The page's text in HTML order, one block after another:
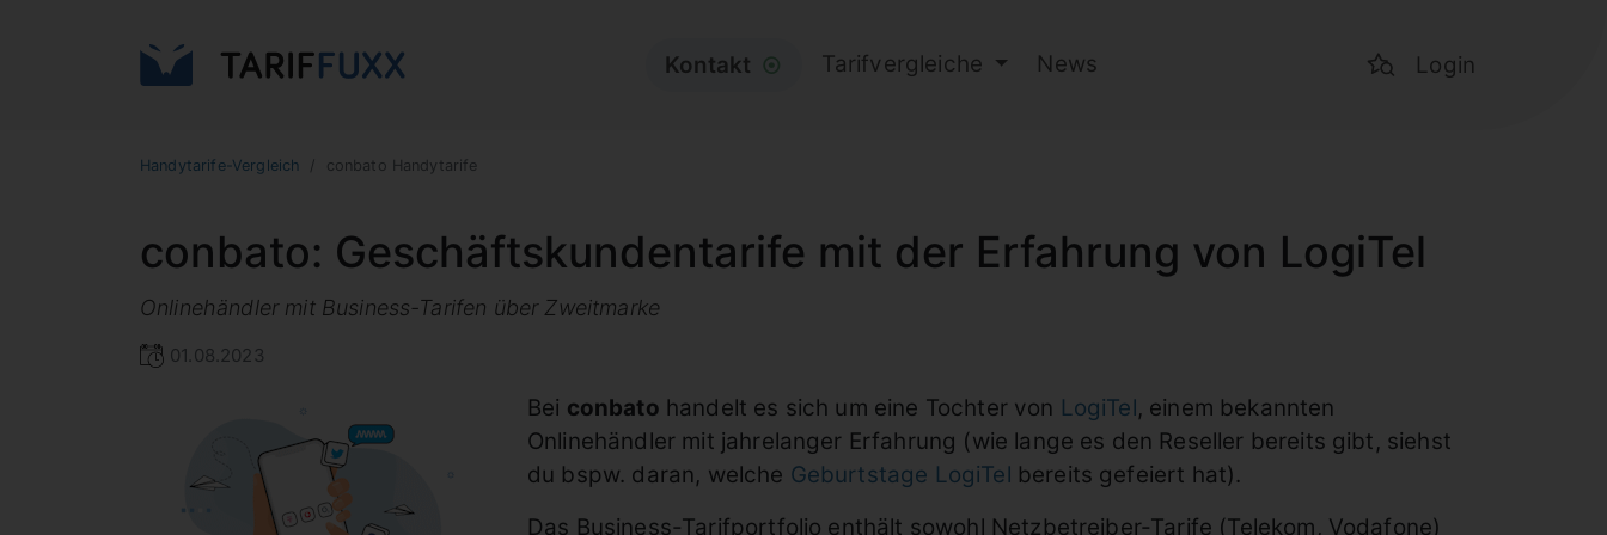
Kontakt ⦿ Tarifvergleiche News Login
Handytarife-Vergleich conbato Handytarife
conbato: Geschäftskundentarife mit der Erfahrung von LogiTel
Onlinehändler mit Business-Tarifen über Zweitmarke
01.08.2023
Bei conbato handelt es sich um eine Tochter von LogiTel, einem bekannten
Onlinehändler mit jahrelanger Erfahrung (wie lange es den Reseller bereits gibt, siehst
du bspw. daran, welche Geburtstage LogiTel bereits gefeiert hat).
Das Business-Tarifportfolio enthält sowohl Netzbetreiber-Tarife (Telekom, Vodafone)